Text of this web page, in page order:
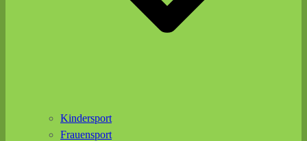
Kindersport
Frauensport